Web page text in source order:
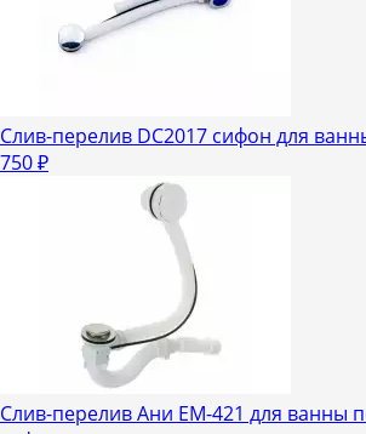
Слив-перелив DC2017 сифон для
750₽
Слив-перелив Ани ЕМ-421 для ванны